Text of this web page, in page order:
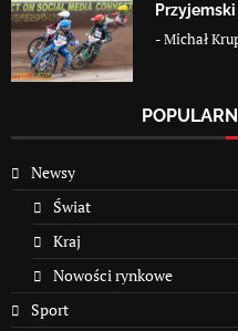
-Michał
Newsy
Świat
Kraj
Nowości rynkowe
Sport